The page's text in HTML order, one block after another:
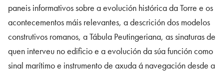
paneis informativos sobre a evolución histórica da Torre e os
acontecementos máis relevantes, a descrición dos modelos
construtivos romanos, a Tábula Peutingeriana, as sinaturas de
quen interveu no edificio e a evolución da súa función como
sinal marítimo e instrumento de axuda á navegación desde a